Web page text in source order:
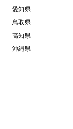
愛知県
鳥取県
高知県
沖縄県